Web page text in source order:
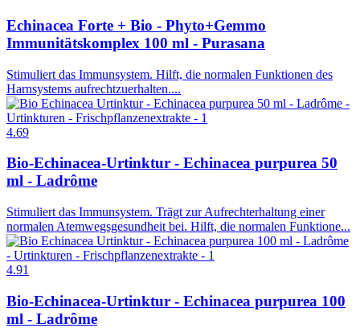
Echinacea Forte + Bio - Phyto+Gemmo
Immunitätskomplex 100 ml - Purasana
Stimuliert das Immunsystem. Hilft, die normalen Funktionen des
Harnsystems aufrechtzuerhalten....
4.69
Bio-Echinacea-Urtinktur - Echinacea purpurea 50
ml - Ladrôme
Stimuliert das Immunsystem. Trägt zur Aufrechterhaltung einer
normalen Atemwegsgesundheit bei. Hilft, die normalen Funktione...
4.91
Bio-Echinacea-Urtinktur - Echinacea purpurea 100
ml - Ladrôme